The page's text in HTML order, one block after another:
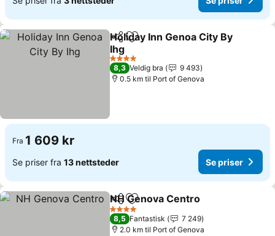
Del Legg til i favoritter
Holiday Inn Genoa City By
Ihg
4 Stjerner
8,3 Veldig bra
9 493
0.5 km til Port of Genova
Fra 1 609 kr
Se priser fra 13 nettsteder Se priser
Del Legg til i favoritter
NH Genova Centro
4 Stjerner
8,5 Fantastisk
7 249
2.0 km til Port of Genova